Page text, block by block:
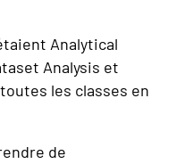
Analytical
Analysis et
les classes en
de